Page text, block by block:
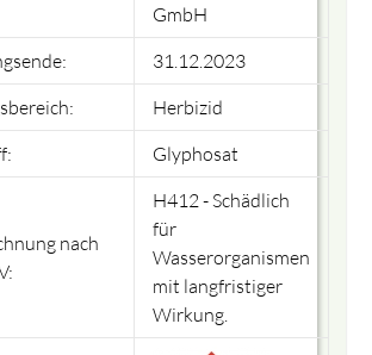
GmbH
31.12.2023
Herbizid
Glyphosat
nach
H412 - Schädlich
für
Wasserorganismen
mit langfristiger
Wirkung.